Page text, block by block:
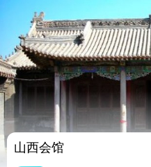
山西会馆